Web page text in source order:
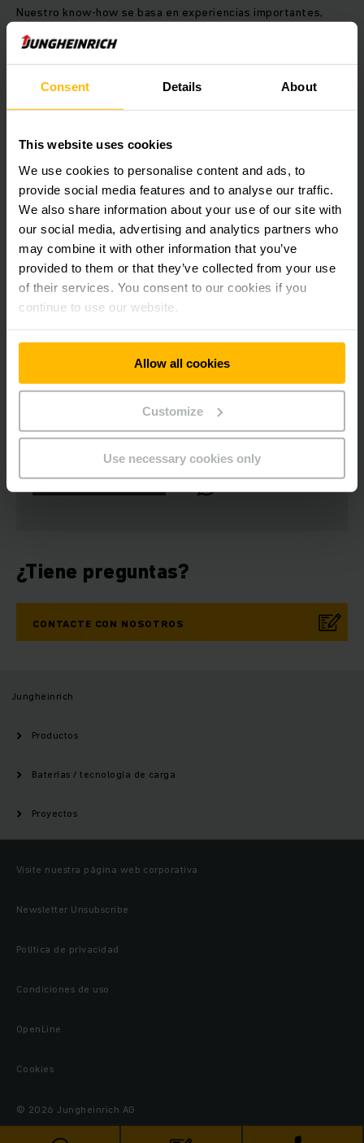
Consent Details About
This website uses cookies
We use cookies to personalise content and ads, to
provide social media features and to analyse our traffic.
We also share information about your use of our site with
our social media, advertising and analytics partners who
may combine it with other information that you’ve
provided to them or that they’ve collected from your use
of their services. You consent to our cookies if you
continue to use our website.
Allow all cookies
Customize
Use necessary cookies only
Nuestro know-how se basa en experiencias importantes,
seis meses, hasta grandes proyectos con un presupuesto
millonario y plazos de aproximadamente tres años. Tan
polifacéticos como los distintos proyectos lo son también
investigación y desarrollo apoyamos también autoridades en
Procesos de probada eficacia
Estamos a su disposición a la mayor brevedad posible y nos
concentramos en sus necesidades actuales. Nuestro
proceso de desarrollo escalado nos permite realizar un
trabajo de desarrollo en estrecha cooperación con usted. La
realización se lleva a cabo mediante principios de ingeniería
simultánea aplicados obteniendo así un alto grado de
Boletín de noticias
SUSCRIBIRSE
AHORA
Redes sociales
¿Tiene preguntas?
CONTACTE CON NOSOTROS
Jungheinrich
Productos
Baterías / tecnología de carga
Proyectos
Visite nuestra página web corporativa
Newsletter Unsubscribe
Política de privacidad
Condiciones de uso
OpenLine
Cookies
© 2026 Jungheinrich AG